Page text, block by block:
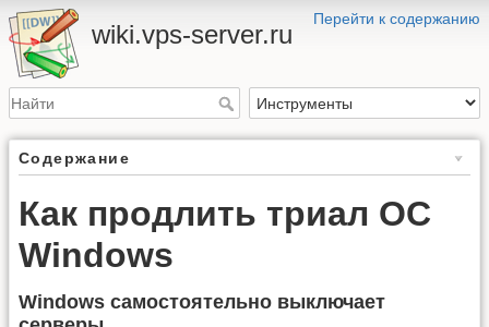
Перейти к содержанию
wiki.vps-server.ru
Содержание
Как продлить триал ОС
Windows
Windows самостоятельно выключает